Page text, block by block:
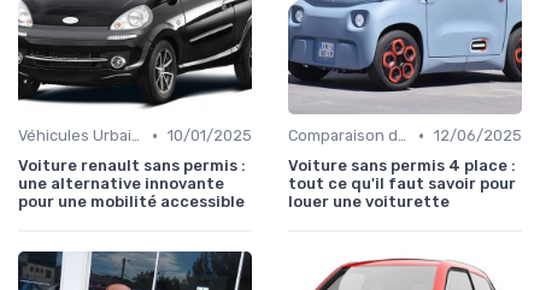
Véhicules Urbains • 10/01/2025
Voiture renault sans permis :
une alternative innovante
pour une mobilité accessible
Comparaison des Modèles • 12/06/2025
Voiture sans permis 4 place :
tout ce qu'il faut savoir pour
louer une voiturette